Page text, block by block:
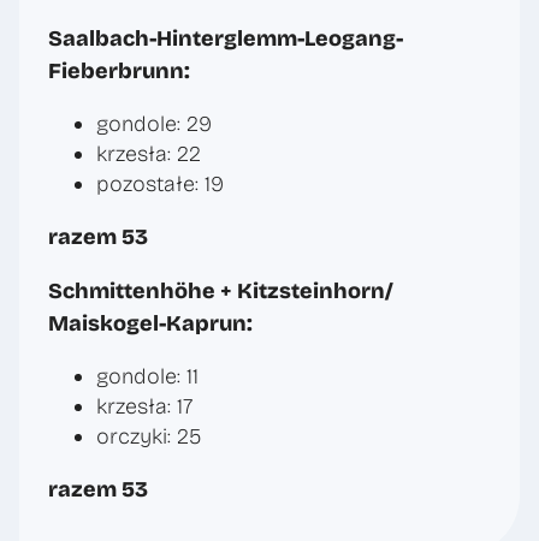
Saalbach-Hinterglemm-Leogang-
Fieberbrunn:
gondole: 29
krzesła: 22
pozostałe: 19
razem 53
Schmittenhöhe + Kitzsteinhorn/
Maiskogel-Kaprun:
gondole: 11
krzesła: 17
orczyki: 25
razem 53